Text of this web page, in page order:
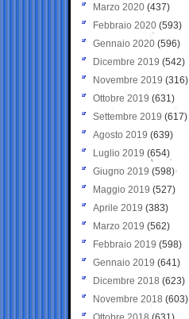
Marzo 2020 (437)
Febbraio 2020 (593)
Gennaio 2020 (596)
Dicembre 2019 (542)
Novembre 2019 (316)
Ottobre 2019 (631)
Settembre 2019 (617)
Agosto 2019 (639)
Luglio 2019 (654)
Giugno 2019 (598)
Maggio 2019 (527)
Aprile 2019 (383)
Marzo 2019 (562)
Febbraio 2019 (598)
Gennaio 2019 (641)
Dicembre 2018 (623)
Novembre 2018 (603)